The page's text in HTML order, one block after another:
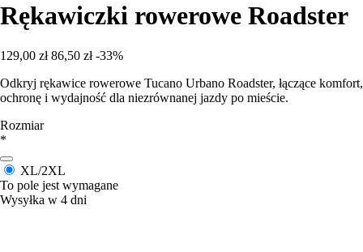
Rękawiczki rowerowe Roadster
129,00 zł 86,50 zł -33%
Odkryj rękawice rowerowe Tucano Urbano Roadster, łączące komfort,
ochronę i wydajność dla niezrównanej jazdy po mieście.
Rozmiar
*
XL/2XL
To pole jest wymagane
Wysyłka w 4 dni